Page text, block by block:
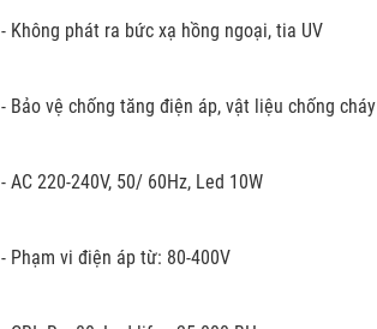
- Không phát ra bức xạ hồng ngoại, tia UV
- Bảo vệ chống tăng điện áp, vật liệu chống cháy
- AC 220-240V, 50/ 60Hz, Led 10W
- Phạm vi điện áp từ: 80-400V